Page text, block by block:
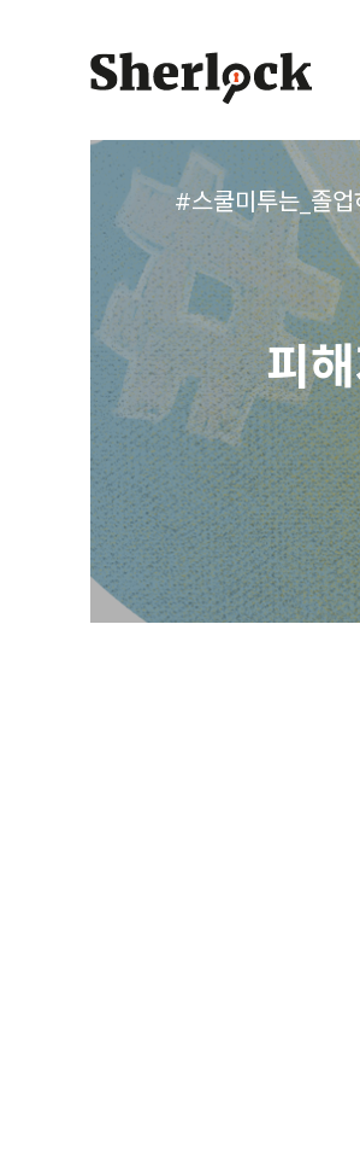
#스쿨미투는_졸
피